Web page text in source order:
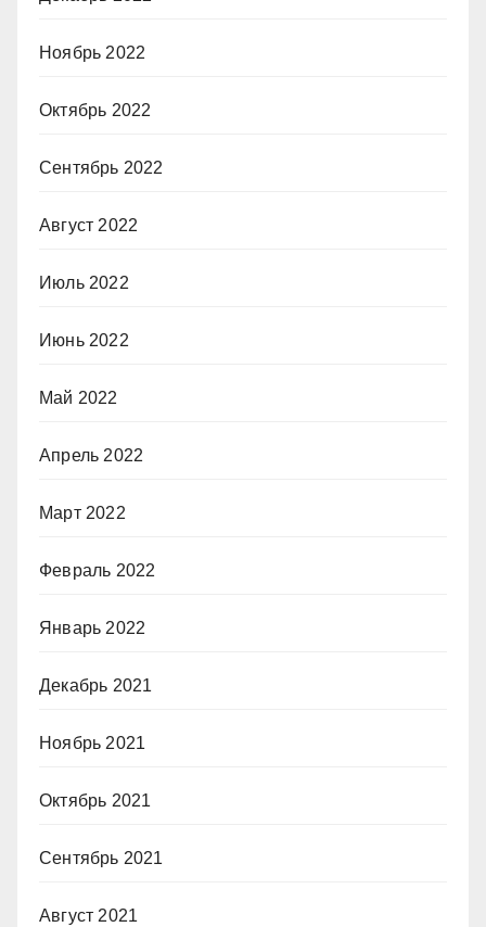
Ноябрь 2022
Октябрь 2022
Сентябрь 2022
Август 2022
Июль 2022
Июнь 2022
Май 2022
Апрель 2022
Март 2022
Февраль 2022
Январь 2022
Декабрь 2021
Ноябрь 2021
Октябрь 2021
Сентябрь 2021
Август 2021